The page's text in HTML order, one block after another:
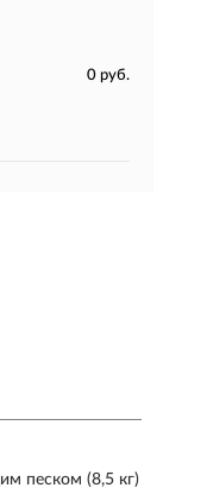
0 руб.
песком (8,5 кг)